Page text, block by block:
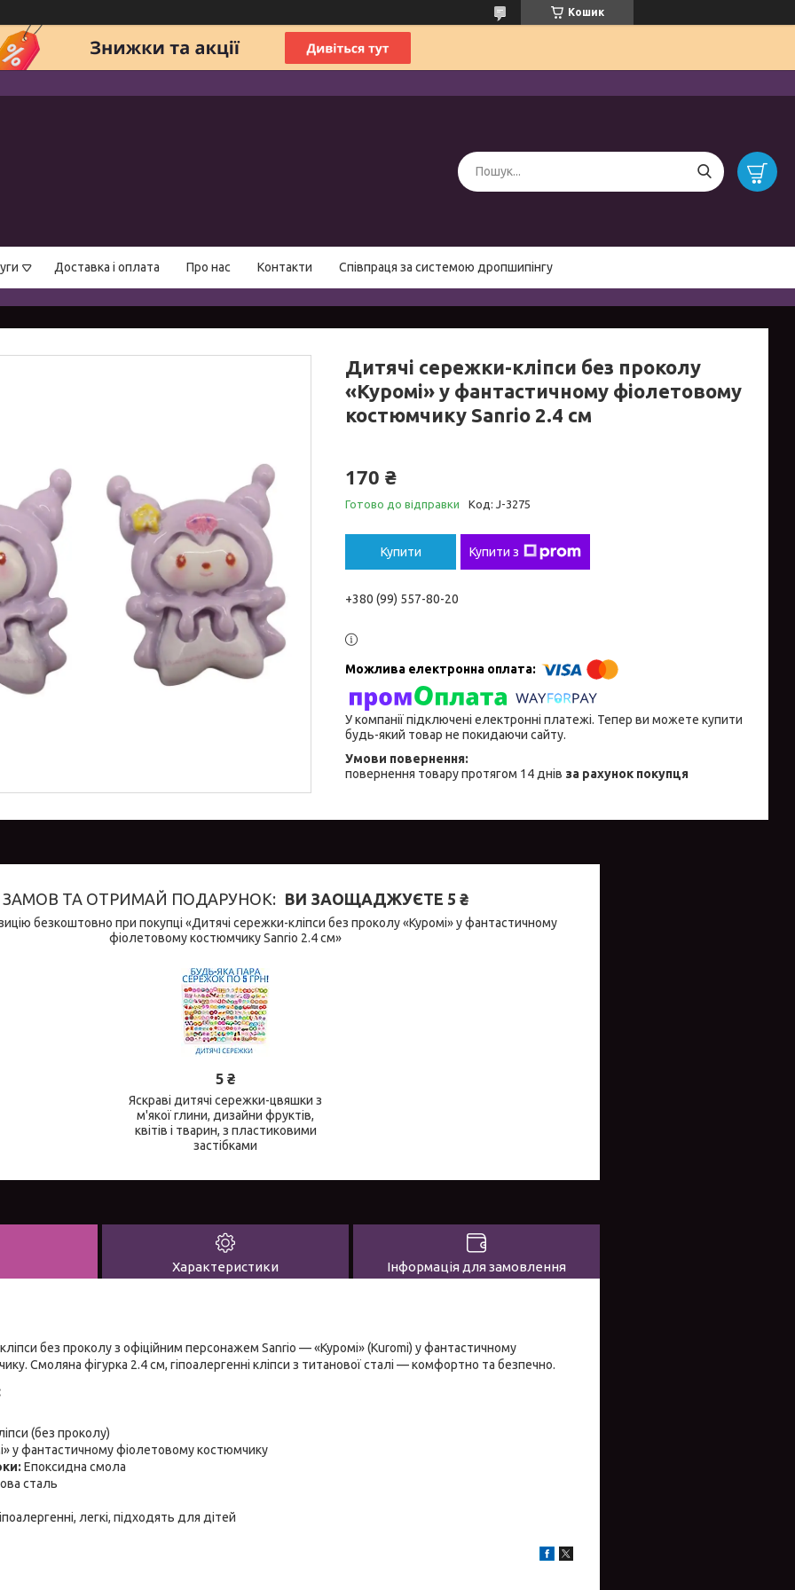
Кошик
Доставка і оплата Про нас Контакти Співпраця за системою дропшипінгу
Дитячі сережки-кліпси без проколу
«Куромі» у фантастичному фіолетовому
костюмчику Sanrio 2.4 см
170 ₴
Готово до відправки Код: J-3275
Купити Купити з
+380 (99) 557-80-20
У компанії підключені електронні платежі. Тепер ви можете купити
будь-який товар не покидаючи сайту.
повернення товару протягом 14 днів за рахунок покупця
ЗАМОВ ТА ОТРИМАЙ ПОДАРУНОК ВИ ЗАОЩАДЖУЄТЕ 5 ₴
безкоштовно при покупці «Дитячі сережки-кліпси без проколу «Куромі» у фантастичному
фіолетовому костюмчику Sanrio 2.4 см»
5 ₴
Яскраві дитячі сережки-цвяшки з
м'якої глини, дизайни фруктів,
квітів і тварин, з пластиковими
застібками
Характеристики Інформація для замовлення
без проколу з офіційним персонажем Sanrio — «Куромі» (Kuromi) у фантастичному
Смоляна фігурка 2.4 см, гіпоалергенні кліпси з титанової сталі — комфортно та безпечно.
(без проколу)
у фантастичному фіолетовому костюмчику
Епоксидна смола
сталь
легкі, підходять для дітей